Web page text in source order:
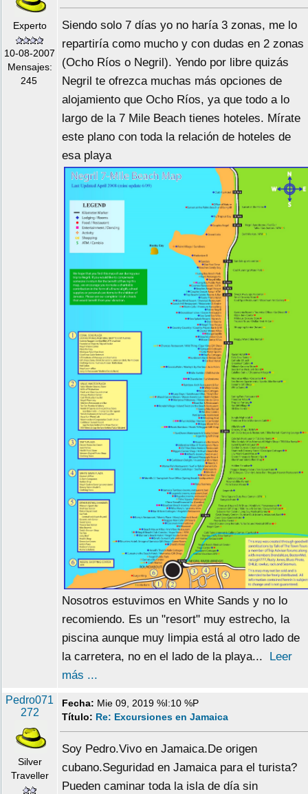
Experto
10-08-2007
Mensajes:
245
Siendo solo 7 días yo no haría 3 zonas, me lo
repartiría como mucho y con dudas en 2 zonas
(Ocho Ríos o Negril). Yendo por libre quizás
Negril te ofrezca muchas más opciones de
alojamiento que Ocho Ríos, ya que todo a lo
largo de la 7 Mile Beach tienes hoteles. Mírate
este plano con toda la relación de hoteles de
esa playa
Nosotros estuvimos en White Sands y no lo
recomiendo. Es un "resort" muy estrecho, la
piscina aunque muy limpia está al otro lado de
la carretera, no en el lado de la playa... Leer
más ...
Pedro071
272
Silver
Traveller
Fecha: Mie 09, 2019 %I:10 %P
Título: Re: Excursiones en Jamaica
Soy Pedro.Vivo en Jamaica.De origen
cubano.Seguridad en Jamaica para el turista?
Pueden caminar toda la isla de día sin